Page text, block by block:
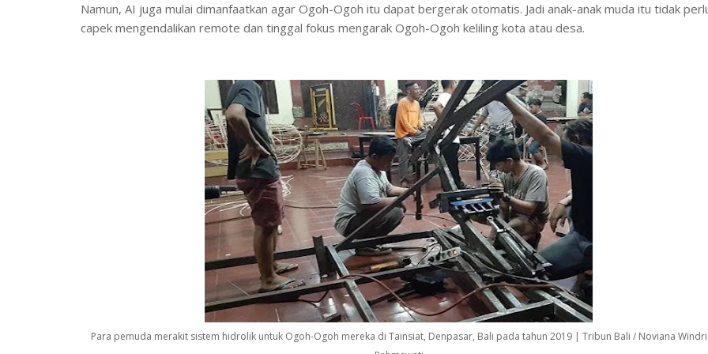
Namun, AI juga mulai dimanfaatkan agar Ogoh-Ogoh itu dapat bergerak otomatis. Jadi anak-anak muda itu tidak
capek mengendalikan remote dan tinggal fokus mengarak Ogoh-Ogoh keliling kota atau desa.
Para pemuda merakit sistem hidrolik untuk Ogoh-Ogoh mereka di Tainsiat, Denpasar, Bali pada tahun 2019 | Tribun Bali / Noviana Windri